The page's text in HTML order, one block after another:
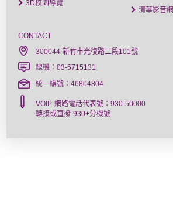
3D校園導覽
清華影音網
CONTACT
300044 新竹市光復路二段101號
總機：03-5715131
統一編號：46804804
VOIP 網路電話代表號：930-50000
轉接或直撥 930+分機號